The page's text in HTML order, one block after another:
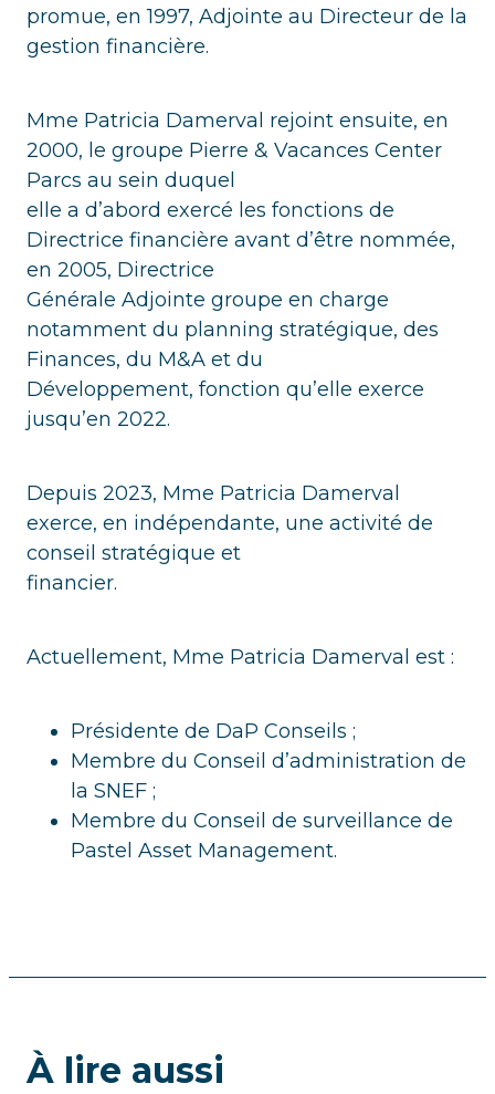
promue, en 1997, Adjointe au Directeur de la
gestion financière.
Mme Patricia Damerval rejoint ensuite, en
2000, le groupe Pierre & Vacances Center
Parcs au sein duquel
elle a d’abord exercé les fonctions de
Directrice financière avant d’être nommée,
en 2005, Directrice
Générale Adjointe groupe en charge
notamment du planning stratégique, des
Finances, du M&A et du
Développement, fonction qu’elle exerce
jusqu’en 2022.
Depuis 2023, Mme Patricia Damerval
exerce, en indépendante, une activité de
conseil stratégique et
financier.
Actuellement, Mme Patricia Damerval est :
Présidente de DaP Conseils ;
Membre du Conseil d’administration de
la SNEF ;
Membre du Conseil de surveillance de
Pastel Asset Management.
À lire aussi